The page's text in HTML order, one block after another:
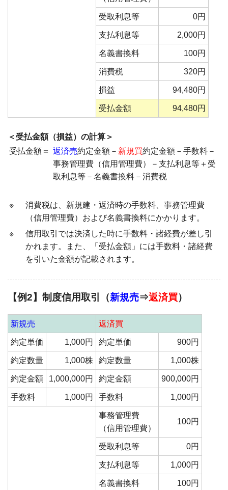
受取利息等 0円
支払利息等 2,000円
名義書換料 100円
消費税 320円
損益 94,480円
受払金額 94,480円
＜受払金額（損益）の計算＞
受払金額＝ 返済売約定金額－ 新規買約定金額－手数料－
事務管理費（信用管理費）－支払利息等＋受
取利息等－名義書換料－消費税
※
消費税は、新規建・返済時の手数料、事務管理費
（信用管理費）および名義書換料にかかります。
※
信用取引では決済した時に手数料・諸経費が差し引
かれます。また、「受払金額」には手数料・諸経費
を引いた金額が記載されます。
【例2】制度信用取引（新規売⇒返済買）
新規売 返済買
約定単価 1,000円 約定単価 900円
約定数量 1,000株 約定数量 1,000株
約定金額 1,000,000円 約定金額 900,000円
手数料 1,000円 手数料 1,000円
事務管理費
（信用管理費）
100円
受取利息等 0円
支払利息等 1,000円
名義書換料 100円